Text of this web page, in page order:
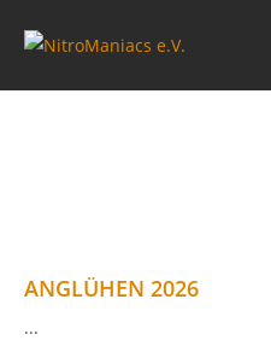
Inhalt
ANGLÜHEN 2026
...